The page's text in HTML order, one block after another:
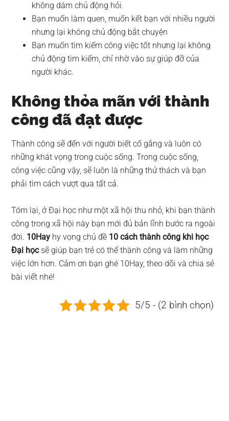
không dám chủ động hỏi.
Bạn muốn làm quen, muốn kết bạn với nhiều người
nhưng lại không chủ động bắt chuyện
Bạn muốn tìm kiếm công việc tốt nhưng lại không
chủ động tìm kiếm, chỉ nhờ vào sự giúp đỡ của
người khác.
Không thỏa mãn với thành
công đã đạt được
Thành công sẽ đến với người biết cố gắng và luôn có
những khát vọng trong cuộc sống. Trong cuộc sống,
công việc cũng vậy, sẽ luôn là những thử thách và bạn
phải tìm cách vượt qua tất cả.
Tóm lại, ở Đại học như một xã hội thu nhỏ, khi bạn thành
công trong xã hội này bạn mới đủ bản lĩnh bước ra ngoài
đời. 10Hay hy vọng chủ đề 10 cách thành công khi học
Đại họcsẽ giúp bạn trẻ có thể thành công và làm những
việc lớn hơn. Cảm ơn bạn ghé 10Hay, theo dõi và chia sẻ
bài viết nhé!
5/5 - (2 bình chọn)